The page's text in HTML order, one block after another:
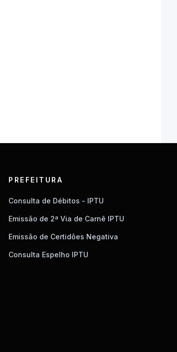
PREFEITURA
Consulta de Débitos - IPTU
Emissão de 2ª Via de Carnê IPTU
Emissão de Certidões Negativa
Consulta Espelho IPTU